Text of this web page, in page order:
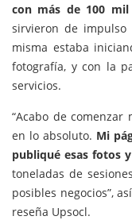
con más de 100 mil
sirvieron de
misma estaba
fotografía, y con la
servicios.
“Acabo de
en lo absoluto. Mi
publiqué esas fotos
toneladas de
posibles negocios”,
reseña Upsocl.